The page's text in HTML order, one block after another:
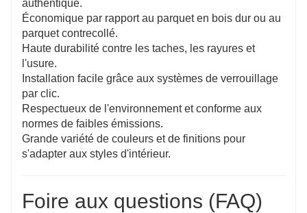
authentique.
Économique par rapport au parquet en bois dur ou au
parquet contrecollé.
Haute durabilité contre les taches, les rayures et
l'usure.
Installation facile grâce aux systèmes de verrouillage
par clic.
Respectueux de l'environnement et conforme aux
normes de faibles émissions.
Grande variété de couleurs et de finitions pour
s'adapter aux styles d'intérieur.
Foire aux questions (FAQ)